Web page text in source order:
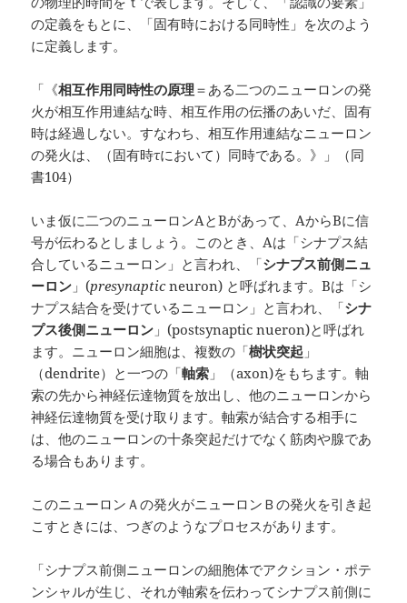
の定義をもとに、「固有時における同時性」を次のよう
に定義します。
「《相互作用同時性の原理＝ある二つのニューロンの発
火が相互作用連結な時、相互作用の伝播のあいだ、固有
時は経過しない。すなわち、相互作用連結なニューロン
の発火は、（固有時τにおいて）同時である。》」（同
書104）
いま仮に二つのニューロンAとBがあって、AからBに信
号が伝わるとしましょう。このとき、Aは「シナプス結
合しているニューロン」と言われ、「シナプス前側ニュ
ーロン 」(presynapticneuron) と呼ばれます。Bは「シ
ナプス結合を受けているニューロン」と言われ、「シナ
プス後側ニューロン 」(postsynaptic nueron)と呼ばれ
ます。ニューロン細胞は、複数の「樹状突起 」
（dendrite）と一つの「軸索 」（axon)をもちます。軸
索の先から神経伝達物質を放出し、他のニューロンから
神経伝達物質を受け取ります。軸索が結合する相手に
は、他のニューロンの十条突起だけでなく筋肉や腺であ
る場合もあります。
このニューロンＡの発火がニューロンＢの発火を引き起
こすときには、つぎのようなプロセスがあります。
「シナプス前側ニューロンの細胞体でアクション・ポテ
ンシャルが生じ、それが軸索を伝わってシナプス前側に